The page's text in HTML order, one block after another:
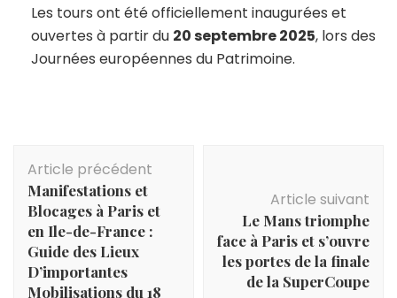
Les tours ont été officiellement inaugurées et
ouvertes à partir du 20 septembre 2025, lors des
Journées européennes du Patrimoine.
Navigation
d'article
Article précédent
Manifestations et
Blocages à Paris et
en Ile-de-France :
Guide des Lieux
D’importantes
Mobilisations du 18
Article suivant
Le Mans triomphe
face à Paris et s’ouvre
les portes de la finale
de la SuperCoupe